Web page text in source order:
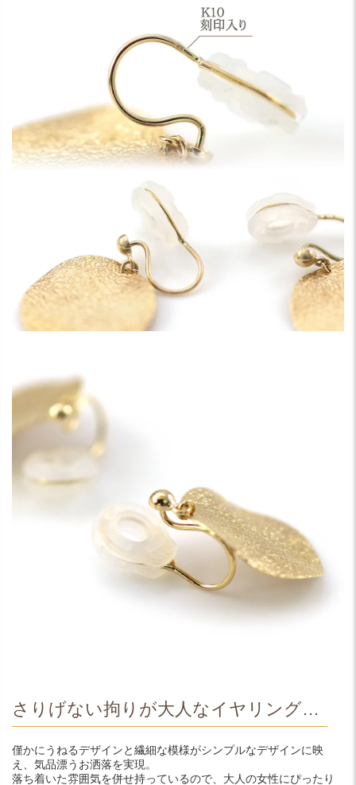
さりげない拘りが大人なイヤリング…
僅かにうねるデザインと繊細な模様がシンプルなデザインに映
え、気品漂うお洒落を実現。
落ち着いた雰囲気を併せ持っているので、大人の女性にぴったり